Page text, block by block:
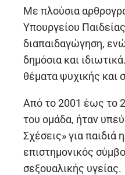
Με πλούσια
Υπουργείου
διαπαιδαγώγηση,
δημόσια και
θέματα ψυχικής και
Από το 2001 έως το
του ομάδα, ήταν
Σχέσεις» για
επιστημονικός
σεξουαλικής υγείας.